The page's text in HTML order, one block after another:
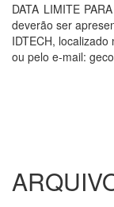
DATA LIMITE
deverão ser
IDTECH,
ou pelo e-mail: